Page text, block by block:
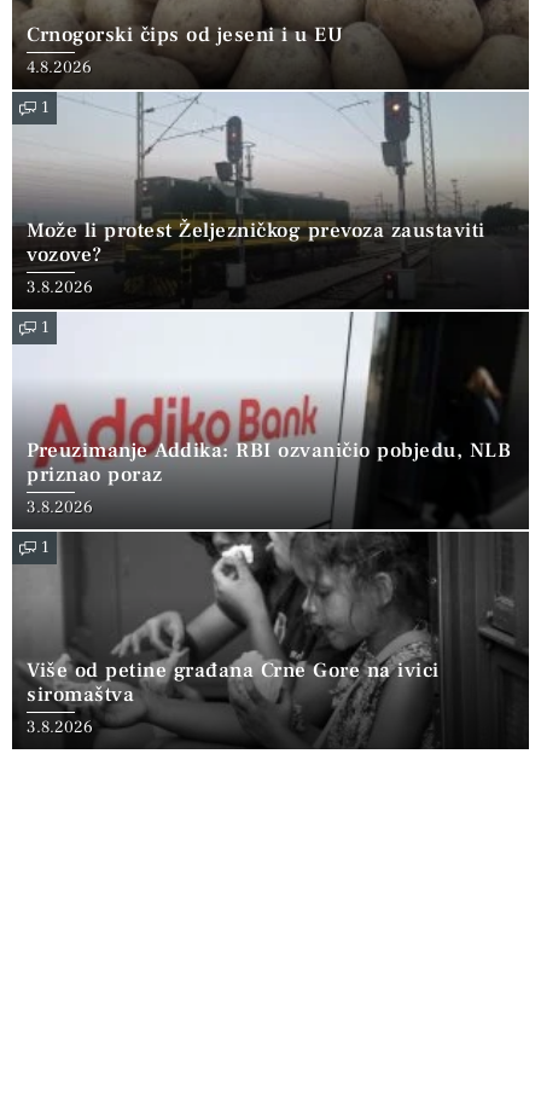
Crnogorski čips od jeseni i u EU
4.8.2026
1
Može li protest Željezničkog prevoza zaustaviti
vozove?
3.8.2026
1
Preuzimanje Addika: RBI ozvaničio pobjedu, NLB
priznao poraz
3.8.2026
1
Više od petine građana Crne Gore na ivici
siromaštva
3.8.2026